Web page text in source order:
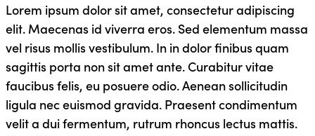
Lorem ipsum dolor sit amet, consectetur adipiscing
elit. Maecenas id viverra eros. Sed elementum massa
vel risus mollis vestibulum. In in dolor finibus quam
sagittis porta non sit amet ante. Curabitur vitae
faucibus felis, eu posuere odio. Aenean sollicitudin
ligula nec euismod gravida. Praesent condimentum
velit a dui fermentum, rutrum rhoncus lectus mattis.